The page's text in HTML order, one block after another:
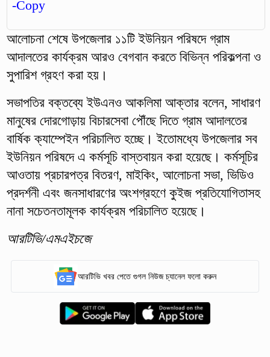
আলোচনা শেষে উপজেলার ১১টি ইউনিয়ন পরিষদে গ্রাম
আদালতের কার্যক্রম আরও বেগবান করতে বিভিন্ন পরিকল্পনা ও
সুপারিশ গ্রহণ করা হয়।
সভাপতির বক্তব্যে ইউএনও আকলিমা আক্তার বলেন, সাধারণ
মানুষের দোরগোড়ায় বিচারসেবা পৌঁছে দিতে গ্রাম আদালতের
বার্ষিক ক্যাম্পেইন পরিচালিত হচ্ছে। ইতোমধ্যে উপজেলার সব
ইউনিয়ন পরিষদে এ কর্মসূচি বাস্তবায়ন করা হয়েছে। কর্মসূচির
আওতায় প্রচারপত্র বিতরণ, মাইকিং, আলোচনা সভা, ভিডিও
প্রদর্শনী এবং জনসাধারণের অংশগ্রহণে কুইজ প্রতিযোগিতাসহ
নানা সচেতনতামূলক কার্যক্রম পরিচালিত হয়েছে।
আরটিভি/এমএইচজে
আরটিভি খবর পেতে গুগল নিউজ চ্যানেল ফলো করুন